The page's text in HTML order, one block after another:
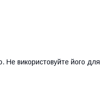
Не використовуйте його для